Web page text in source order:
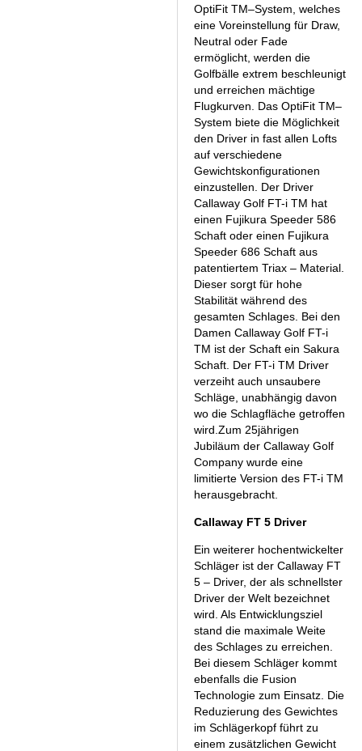
OptiFit TM–System, welches
eine Voreinstellung für Draw,
Neutral oder Fade
ermöglicht, werden die
Golfbälle extrem beschleunigt
und erreichen mächtige
Flugkurven. Das OptiFit TM–
System biete die Möglichkeit
den Driver in fast allen Lofts
auf verschiedene
Gewichtskonfigurationen
einzustellen. Der Driver
Callaway Golf FT-i TM hat
einen Fujikura Speeder 586
Schaft oder einen Fujikura
Speeder 686 Schaft aus
patentiertem Triax – Material.
Dieser sorgt für hohe
Stabilität während des
gesamten Schlages. Bei den
Damen Callaway Golf FT-i
TM ist der Schaft ein Sakura
Schaft. Der FT-i TM Driver
verzeiht auch unsaubere
Schläge, unabhängig davon
wo die Schlagfläche getroffen
wird.Zum 25jährigen
Jubiläum der Callaway Golf
Company wurde eine
limitierte Version des FT-i TM
herausgebracht.
Callaway FT 5 Driver
Ein weiterer hochentwickelter
Schläger ist der Callaway FT
5 – Driver, der als schnellster
Driver der Welt bezeichnet
wird. Als Entwicklungsziel
stand die maximale Weite
des Schlages zu erreichen.
Bei diesem Schläger kommt
ebenfalls die Fusion
Technologie zum Einsatz. Die
Reduzierung des Gewichtes
im Schlägerkopf führt zu
einem zusätzlichen Gewicht